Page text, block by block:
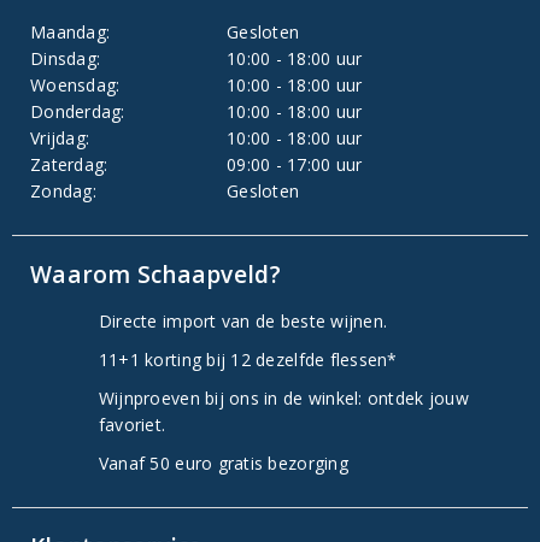
Maandag:
Gesloten
Dinsdag:
10:00 - 18:00 uur
Woensdag:
10:00 - 18:00 uur
Donderdag:
10:00 - 18:00 uur
Vrijdag:
10:00 - 18:00 uur
Zaterdag:
09:00 - 17:00 uur
Zondag:
Gesloten
Waarom Schaapveld?
Directe import van de beste wijnen.
11+1 korting bij 12 dezelfde flessen*
Wijnproeven bij ons in de winkel: ontdek jouw
favoriet.
Vanaf 50 euro gratis bezorging